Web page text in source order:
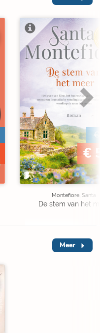
€
€
Montefiore, Santa
De stem van het
Meer